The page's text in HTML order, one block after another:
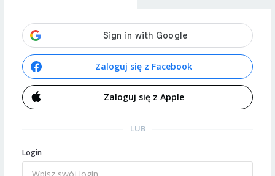
Zaloguj się z Facebook
Zaloguj się z Apple
LUB
Login